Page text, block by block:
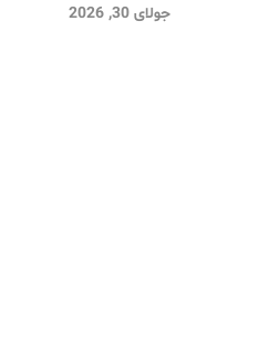
جولای 30, 2026